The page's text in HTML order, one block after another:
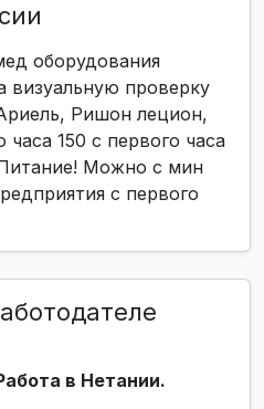
оборудования
визуальную проверку
Ришон лецион,
часа 150 с первого часа
Можно с мин
с первого
в Нетании.